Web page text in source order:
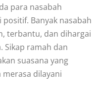
para nasabah
Banyak nasabah
terbantu, dan dihargai
Sikap ramah dan
suasana yang
merasa dilayani